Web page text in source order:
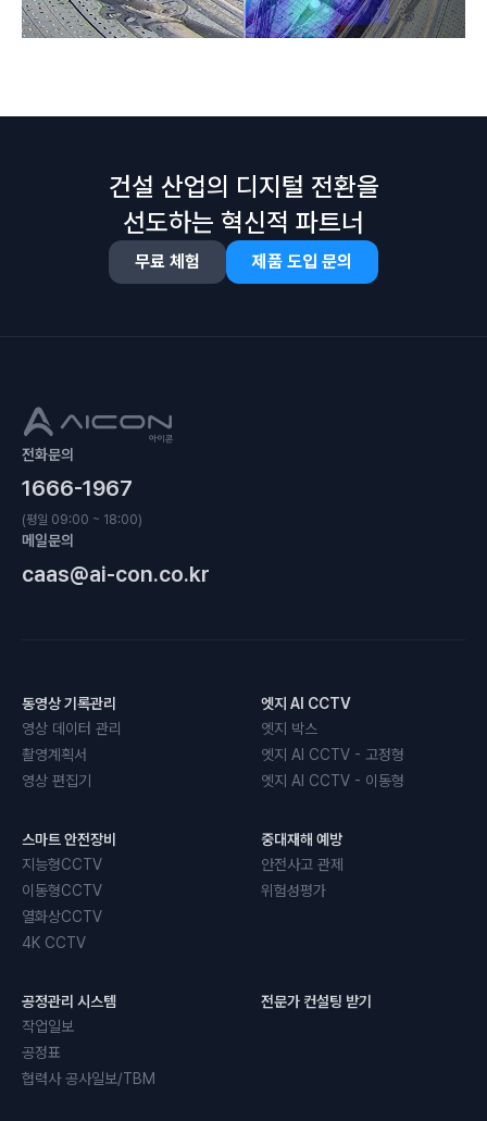
건설 산업의 디지털 전환을
선도하는 혁신적 파트너
무료 체험 제품 도입 문의
전화문의
1666-1967
(평일 09:00 ~ 18:00)
메일문의
caas@ai-con.co.kr
동영상 기록관리
영상 데이터 관리
촬영계획서
영상 편집기
엣지 AI CCTV
엣지 박스
엣지 AI CCTV - 고정형
엣지 AI CCTV - 이동형
스마트 안전장비
지능형CCTV
이동형CCTV
열화상CCTV
4K CCTV
중대재해 예방
안전사고 관제
위험성평가
공정관리 시스템
작업일보
공정표
협력사 공사일보/TBM
전문가 컨설팅 받기